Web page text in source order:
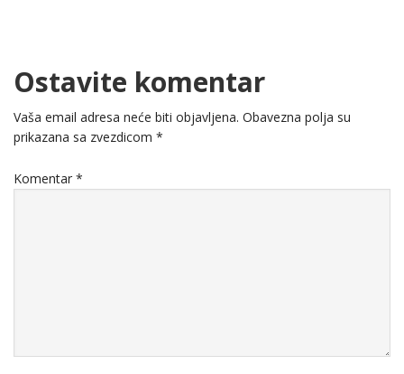
Ostavite komentar
Vaša email adresa neće biti objavljena. Obavezna polja su
prikazana sa zvezdicom *
Komentar *